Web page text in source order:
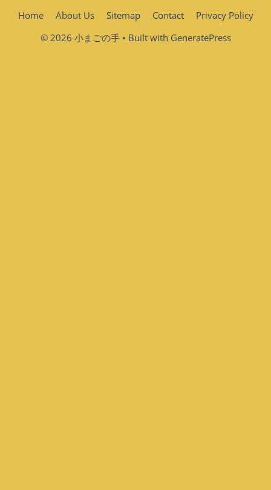
Home About Us Sitemap Contact
Privacy Policy
© 2026 小まごの手• Built with GeneratePress